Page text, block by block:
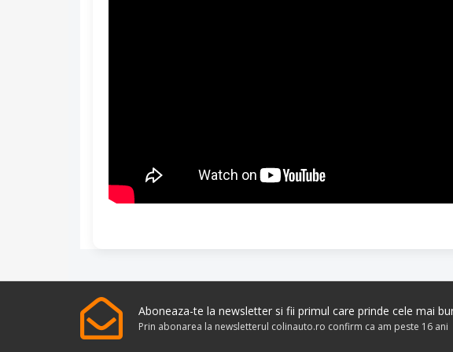
Aboneaza-te la newsletter si fii primul care prinde cele mai
Prin abonarea la newsletterul colinauto.ro confirm ca am peste 16 ani